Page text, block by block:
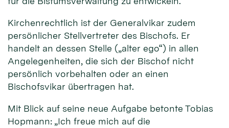
Kirchenrechtlich ist der Generalvikar zudem
persönlicher Stellvertreter des Bischofs. Er
handelt an dessen Stelle („alter ego“) in allen
Angelegenheiten, die sich der Bischof nicht
persönlich vorbehalten oder an einen
Bischofsvikar übertragen hat.
Mit Blick auf seine neue Aufgabe betonte Tobias
Hopmann: „Ich freue mich auf die